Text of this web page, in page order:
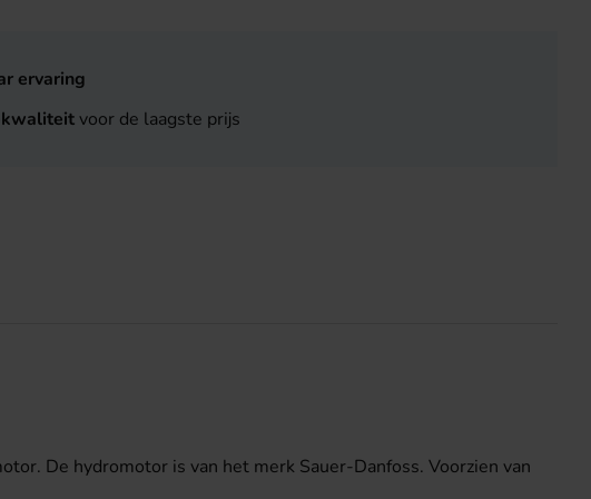
ervaring
voor de laagste prijs
De hydromotor is van het merk Sauer-Danfoss. Voorzien van